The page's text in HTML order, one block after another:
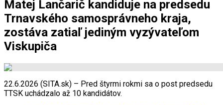
Matej Lančarič kandiduje na predsedu
Trnavského samosprávneho kraja,
zostáva zatiaľ jediným vyzývateľom
Viskupiča
22.6.2026 (SITA.sk) – Pred štyrmi rokmi sa o post predsedu
TTSK uchádzalo až 10 kandidátov.